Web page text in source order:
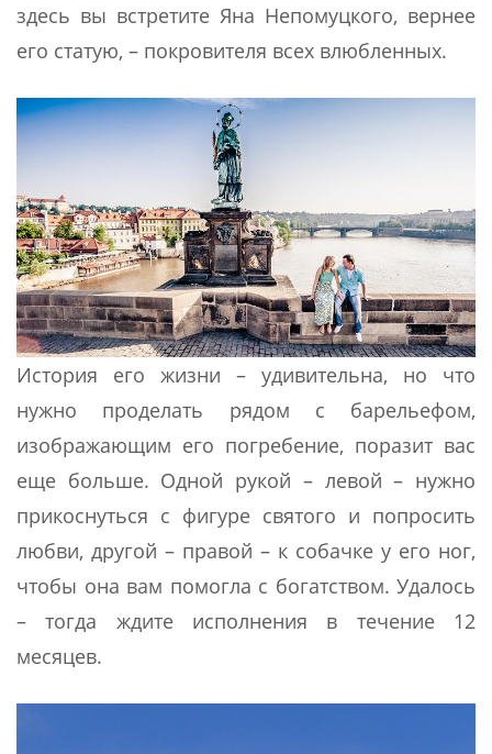
здесь вы встретите Яна Непомуцкого, вернее
его статую, – покровителя всех влюбленных.
История его жизни – удивительна, но что
нужно проделать рядом с барельефом,
изображающим его погребение, поразит вас
еще больше. Одной рукой – левой – нужно
прикоснуться с фигуре святого и попросить
любви, другой – правой – к собачке у его ног,
чтобы она вам помогла с богатством. Удалось
– тогда ждите исполнения в течение 12
месяцев.